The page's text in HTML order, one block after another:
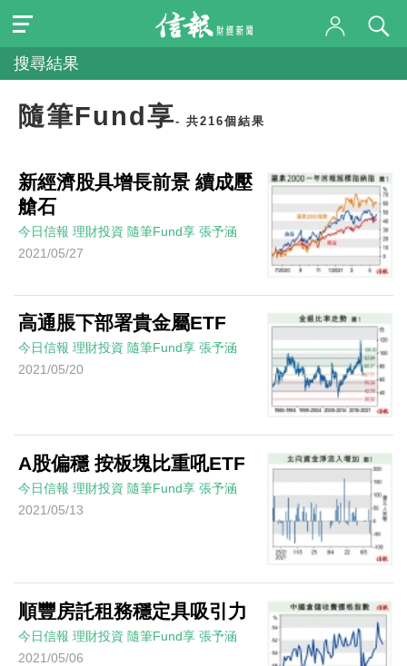
搜尋結果
隨筆Fund享- 共216個結果
新經濟股具增長前景 續成壓
艙石
今日信報 理財投資 隨筆Fund享 張予涵
2021/05/27
高通脹下部署貴金屬ETF
今日信報 理財投資 隨筆Fund享 張予涵
2021/05/20
A股偏穩 按板塊比重吼ETF
今日信報 理財投資 隨筆Fund享 張予涵
2021/05/13
順豐房託租務穩定具吸引力
今日信報 理財投資 隨筆Fund享 張予涵
2021/05/06